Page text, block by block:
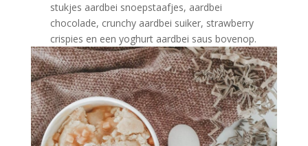
stukjes aardbei snoepstaafjes, aardbei
chocolade, crunchy aardbei suiker, strawberry
crispies en een yoghurt aardbei saus bovenop.